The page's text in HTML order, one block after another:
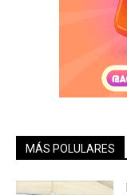
MÁS POLULARES